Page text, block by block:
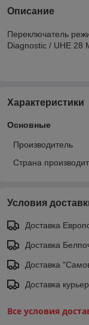
Описание
Переключатель
Diagnostic / UHE 28
Характеристики
Основные
Производитель
Страна
Условия
Доставка
Доставка
Доставка
Доставка
Все условия